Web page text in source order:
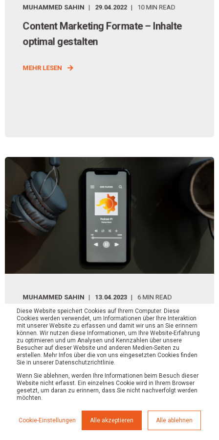
Diese Website speichert Cookies auf Ihrem Computer. Diese
Cookies werden verwendet, um Informationen über Ihre Interaktion
mit unserer Website zu erfassen und damit wir uns an Sie erinnern
können. Wir nutzen diese Informationen, um Ihre Website-Erfahrung
zu optimieren und um Analysen und Kennzahlen über unsere
Besucher auf dieser Website und anderen Medien-Seiten zu
erstellen. Mehr Infos über die von uns eingesetzten Cookies finden
Sie in unserer Datenschutzrichtlinie.
Wenn Sie ablehnen, werden Ihre Informationen beim Besuch dieser
Website nicht erfasst. Ein einzelnes Cookie wird in Ihrem Browser
gesetzt, um daran zu erinnern, dass Sie nicht nachverfolgt werden
möchten.
Cookie-Einstellungen Alle akzeptieren Alle ablehnen
MUHAMMED SAHIN 29.04.2022 10 MIN READ
Content Marketing Formate – Inhalte
optimal gestalten
MEHR LESEN
MUHAMMED SAHIN 13.04.2023 6 MIN READ
Die besten Tools für Deine Podcast
Produktion
Wenn Du darüber nachdenkst, ob Du einen eigenen
Podcast produzieren solltest, können wir Dir vorab
sagen: Es lohnt sich! Zum ...
MEHR LESEN